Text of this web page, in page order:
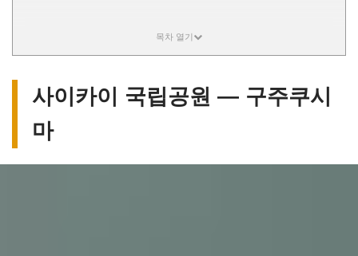
사이카이 국립공원 ― 구주쿠시
마